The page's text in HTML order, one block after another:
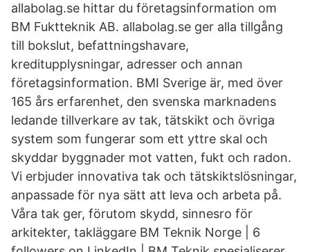
allabolag.se hittar du företagsinformation om
BM Fuktteknik AB. allabolag.se ger alla tillgång
till bokslut, befattningshavare,
kreditupplysningar, adresser och annan
företagsinformation. BMI Sverige är, med över
165 års erfarenhet, den svenska marknadens
ledande tillverkare av tak, tätskikt och övriga
system som fungerar som ett yttre skal och
skyddar byggnader mot vatten, fukt och radon.
Vi erbjuder innovativa tak och tätskiktslösningar,
anpassade för nya sätt att leva och arbeta på.
Våra tak ger, förutom skydd, sinnesro för
arkitekter, takläggare BM Teknik Norge | 6